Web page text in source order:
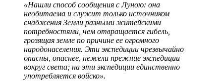
«Нашли способ сообщения с Луною: она
необитаема и служит только источником
снабжения Земли разными житейскими
потребностями, чем отвращается гибель,
грозящая земле по причине ее огромного
народонаселения. Эти экспедиции чрезвычайно
опасны, опаснее, нежели прежние экспедиции
вокруг света; на эти экспедиции единственно
употребляется войско».